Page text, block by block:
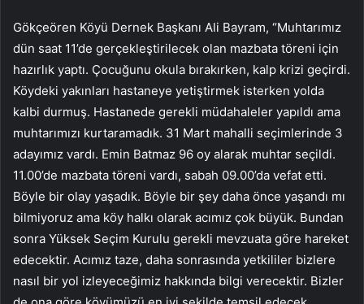
Gökçeören Köyü Dernek Başkanı Ali Bayram, “Muhtarımız
dün saat 11’de gerçekleştirilecek olan mazbata töreni için
hazırlık yaptı. Çocuğunu okula bırakırken, kalp krizi geçirdi.
Köydeki yakınları hastaneye yetiştirmek isterken yolda
kalbi durmuş. Hastanede gerekli müdahaleler yapıldı ama
muhtarımızı kurtaramadık. 31 Mart mahalli seçimlerinde 3
adayımız vardı. Emin Batmaz 96 oy alarak muhtar seçildi.
11.00’de mazbata töreni vardı, sabah 09.00’da vefat etti.
Böyle bir olay yaşadık. Böyle bir şey daha önce yaşandı mı
bilmiyoruz ama köy halkı olarak acımız çok büyük. Bundan
sonra Yüksek Seçim Kurulu gerekli mevzuata göre hareket
edecektir. Acımız taze, daha sonrasında yetkililer bizlere
nasıl bir yol izleyeceğimiz hakkında bilgi verecektir. Bizler